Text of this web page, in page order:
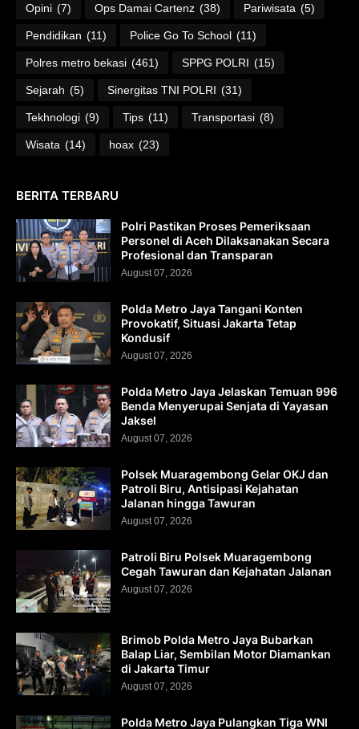
Opini (7) Ops Damai Cartenz (38) Pariwisata (5)
Pendidikan (11) Police Go To School (11)
Polres metro bekasi (461) SPPG POLRI (15)
Sejarah (5) Sinergitas TNI POLRI (31)
Tekhnologi (9) Tips (11) Transportasi (8)
Wisata (14) hoax (23)
BERITA TERBARU
Polri Pastikan Proses Pemeriksaan
Personel di Aceh Dilaksanakan Secara
Profesional dan Transparan
August 07, 2026
Polda Metro Jaya Tangani Konten
Provokatif, Situasi Jakarta Tetap
Kondusif
August 07, 2026
Polda Metro Jaya Jelaskan Temuan 996
Benda Menyerupai Senjata di Yayasan
Jaksel
August 07, 2026
Polsek Muaragembong Gelar OKJ dan
Patroli Biru, Antisipasi Kejahatan
Jalanan hingga Tawuran
August 07, 2026
Patroli Biru Polsek Muaragembong
Cegah Tawuran dan Kejahatan Jalanan
August 07, 2026
Brimob Polda Metro Jaya Bubarkan
Balap Liar, Sembilan Motor Diamankan
di Jakarta Timur
August 07, 2026
Polda Metro Jaya Pulangkan Tiga WNI